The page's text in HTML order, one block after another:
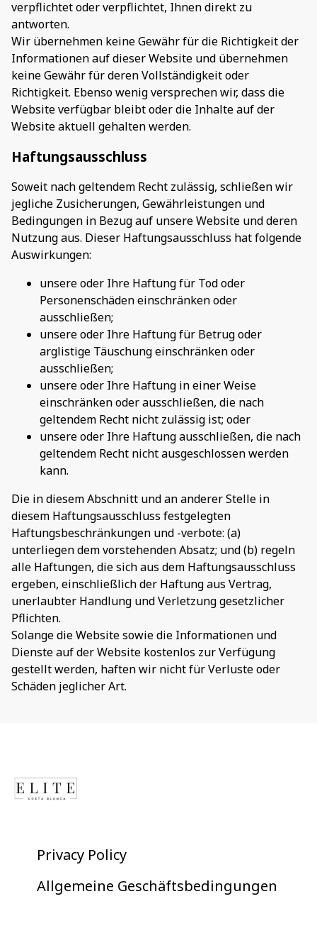
verpflichtet oder verpflichtet, Ihnen direkt zu
antworten.
Wir übernehmen keine Gewähr für die Richtigkeit der
Informationen auf dieser Website und übernehmen
keine Gewähr für deren Vollständigkeit oder
Richtigkeit. Ebenso wenig versprechen wir, dass die
Website verfügbar bleibt oder die Inhalte auf der
Website aktuell gehalten werden.
Haftungsausschluss
Soweit nach geltendem Recht zulässig, schließen wir
jegliche Zusicherungen, Gewährleistungen und
Bedingungen in Bezug auf unsere Website und deren
Nutzung aus. Dieser Haftungsausschluss hat folgende
Auswirkungen:
unsere oder Ihre Haftung für Tod oder
Personenschäden einschränken oder
ausschließen;
unsere oder Ihre Haftung für Betrug oder
arglistige Täuschung einschränken oder
ausschließen;
unsere oder Ihre Haftung in einer Weise
einschränken oder ausschließen, die nach
geltendem Recht nicht zulässig ist; oder
unsere oder Ihre Haftung ausschließen, die nach
geltendem Recht nicht ausgeschlossen werden
kann.
Die in diesem Abschnitt und an anderer Stelle in
diesem Haftungsausschluss festgelegten
Haftungsbeschränkungen und -verbote: (a)
unterliegen dem vorstehenden Absatz; und (b) regeln
alle Haftungen, die sich aus dem Haftungsausschluss
ergeben, einschließlich der Haftung aus Vertrag,
unerlaubter Handlung und Verletzung gesetzlicher
Pflichten.
Solange die Website sowie die Informationen und
Dienste auf der Website kostenlos zur Verfügung
gestellt werden, haften wir nicht für Verluste oder
Schäden jeglicher Art.
Privacy Policy
Allgemeine Geschäftsbedingungen